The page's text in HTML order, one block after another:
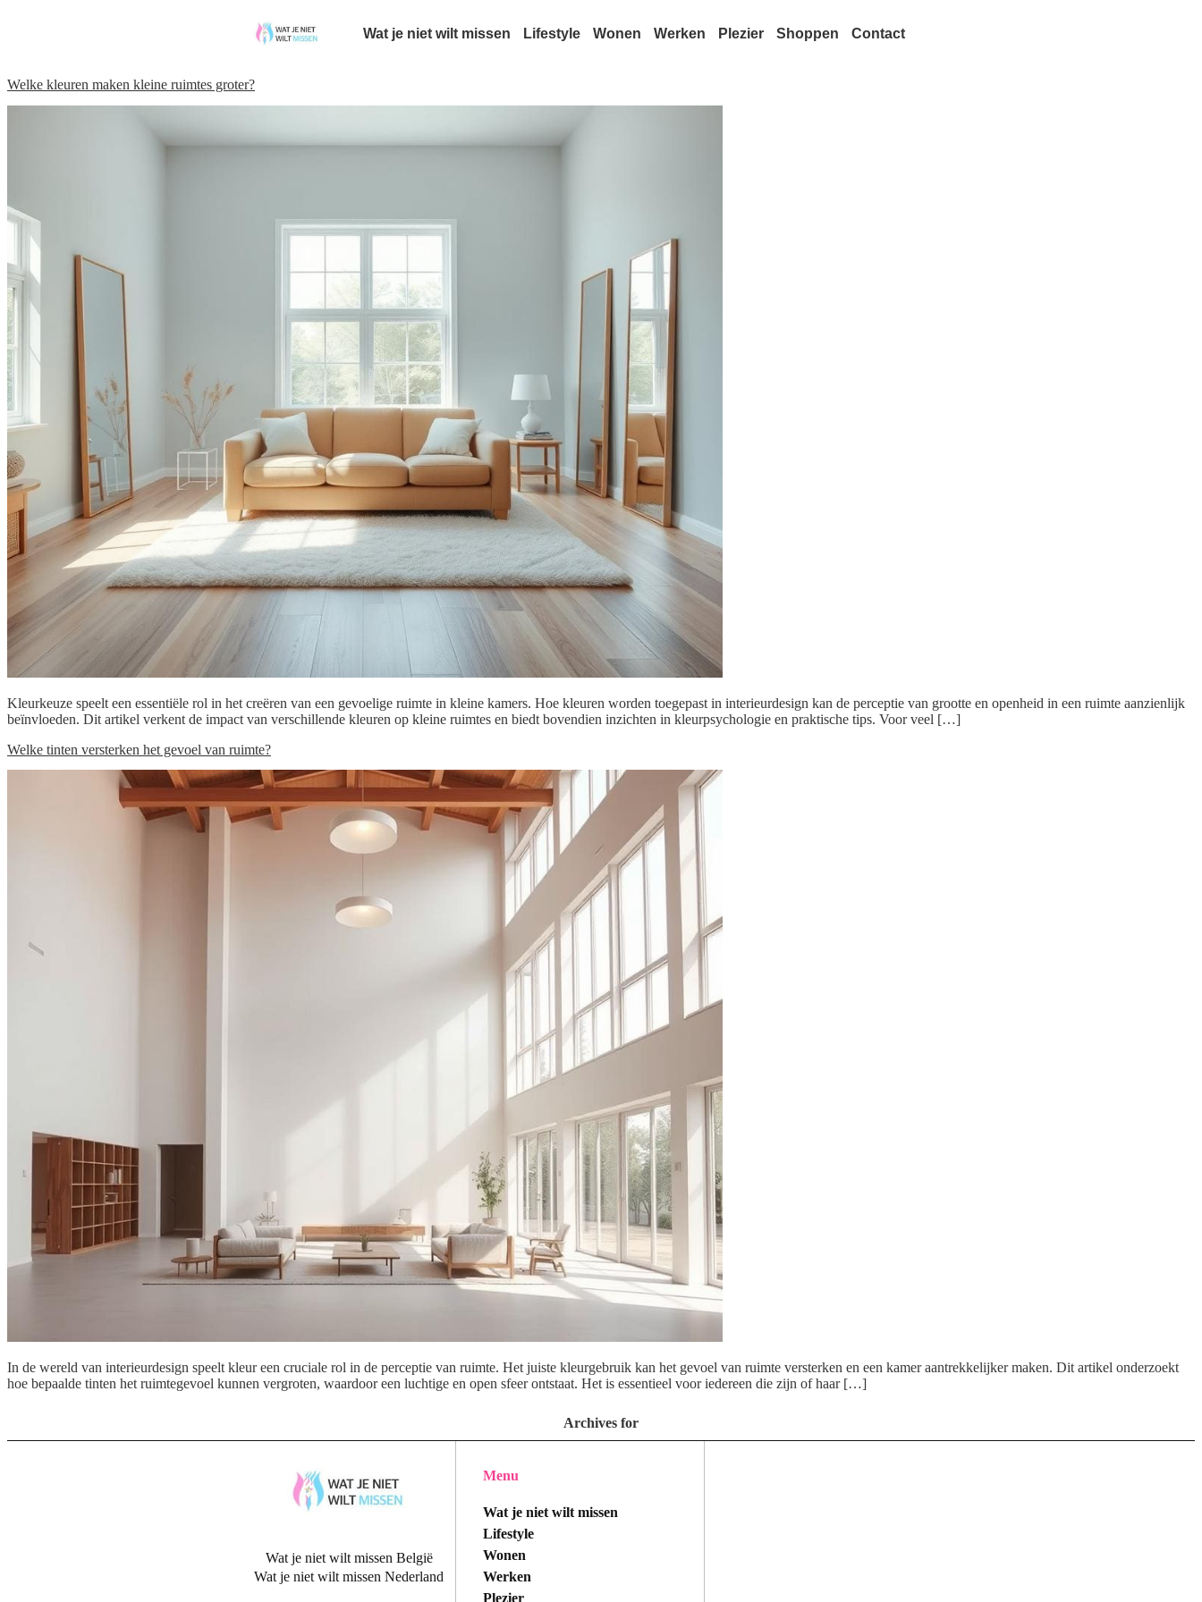
Wat je niet wilt missen Lifestyle Wonen Werken Plezier Shoppen Contact
Welke kleuren maken kleine ruimtes groter?
Kleurkeuze speelt een essentiële rol in het creëren van een gevoelige ruimte in kleine kamers. Hoe kleuren worden toegepast in interieurdesign kan de perceptie van grootte en openheid in een ruimte aanzienlijk
beïnvloeden. Dit artikel verkent de impact van verschillende kleuren op kleine ruimtes en biedt bovendien inzichten in kleurpsychologie en praktische tips. Voor veel […]
Welke tinten versterken het gevoel van ruimte?
In de wereld van interieurdesign speelt kleur een cruciale rol in de perceptie van ruimte. Het juiste kleurgebruik kan het gevoel van ruimte versterken en een kamer aantrekkelijker maken. Dit artikel onderzoekt
hoe bepaalde tinten het ruimtegevoel kunnen vergroten, waardoor een luchtige en open sfeer ontstaat. Het is essentieel voor iedereen die zijn of haar […]
Archives for
Wat je niet wilt missen België
Wat je niet wilt missen Nederland
Menu
Wat je niet wilt missen
Lifestyle
Wonen
Werken
Plezier